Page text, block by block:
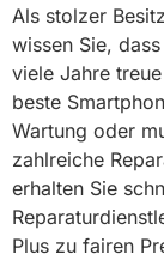
Als stolzer
wissen Sie,
viele Jahre
beste
Wartung oder
zahlreiche
erhalten Sie
Plus zu fairen